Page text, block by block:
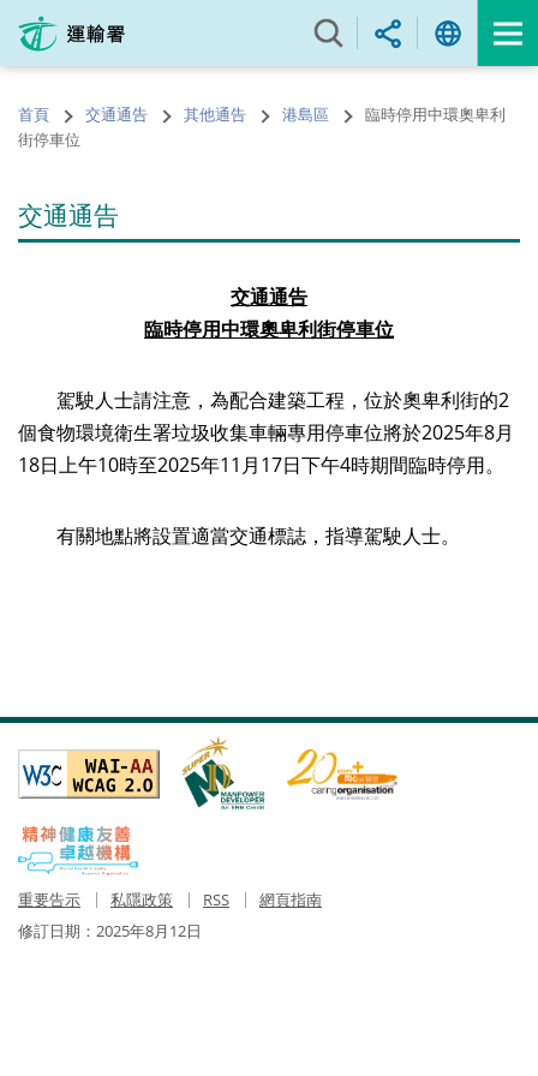
內
的
開
首頁 交通通告 其他通告 港島區
臨時停用中環奧卑利
街停車位
交通通告
交通通告
臨時停用中環奧卑利街停車位
駕駛人士請注意，為配合建築工程，位於奧卑利街的2
個食物環境衛生署垃圾收集車輛專用停車位將於2025年8月
18日上午10時至2025年11月17日下午4時期間臨時停用。
有關地點將設置適當交通標誌，指導駕駛人士。
重要告示 私隱政策 RSS
網頁指南
修訂日期： 2025年8月12日